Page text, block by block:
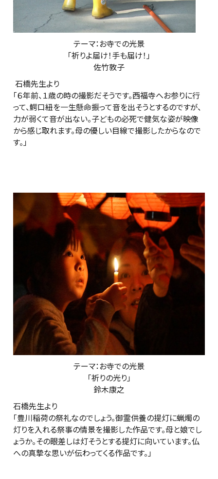
テーマ：お寺での光景
「祈りよ届け！手も届け！」
佐竹敦子
石橋先生より
「６年前、１歳の時の撮影だそうです。西福寺へお参りに行
って、鰐口紐を一生懸命振って音を出そうとするのですが、
力が弱くて音が出ない。子どもの必死で健気な姿が映像
から感じ取れます。母の優しい目線で撮影したからなので
す。」
テーマ：お寺での光景
「祈りの光り」
鈴木康之
石橋先生より
「豊川稲荷の祭礼なのでしょう。御霊供養の提灯に蝋燭の
灯りを入れる祭事の情景を撮影した作品です。母と娘でし
ょうか。その眼差しは灯そうとする提灯に向いています。仏
への真摯な思いが伝わってくる作品です。」